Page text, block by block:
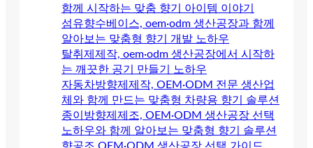
함께 시작하는 맞춤 향기 아이템 이야기
섬유향수베이스, oem·odm 생산공장과 함께
알아보는 맞춤형 향기 개발 노하우
탈취제제작, oem·odm 생산공장에서 시작하
는 깨끗한 공기 만들기 노하우
자동차방향제제작, OEM·ODM 전문 생산업
체와 함께 만드는 맞춤형 차량용 향기 솔루션
종이방향제제조, OEM·ODM 생산공장 선택
노하우와 함께 알아보는 맞춤형 향기 솔루션